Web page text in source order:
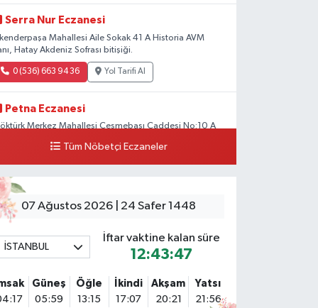
Serra Nur Eczanesi
Mahallesi Aile Sokak 41 A Historia AVM
Hatay Akdeniz Sofrası bitişiği.
0 (536) 663 94 36 Yol Tarifi Al
Petna Eczanesi
Merkez Mahallesi Çeşmebaşı Caddesi No:10 A
0 (212) 360 18 23 Yol Tarifi Al
Sacide Eczanesi
Mahallesi Soğanlık Caddesi No:34 A
Bulvar Eczanesi
Yesevi Mahallesi Abbas Medeni Sokak 17 A Çiftlik
geçtikten sonra Harman Mobilya arkası,
mevki, ECZANELER BÖLGESİ (GÜNEŞ, BULVAR,
Tüm Nöbetçi Eczaneler
07 Ağustos 2026 | 24 Safer 1448
İSTANBUL
İftar vaktine kalan süre
12:43:46
Güneş
05:59
Öğle
13:15
İkindi
17:07
Akşam
20:21
Yatsı
21:56